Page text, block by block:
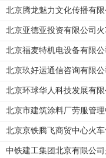
北京腾龙魅力文化传播有
北京亚德亚投资有限公司
北京福麦特机电设备有限
北京玖好运通信咨询有限
北京环球华人科技发展有
北京市建筑涂料厂劳服管
北京京铁腾飞商贸中心火
中铁建工集团北京有限公